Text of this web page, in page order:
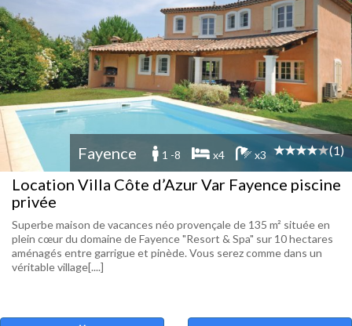
Fayence 1 -8 x4 x3 (1)
Location Villa Côte d’Azur Var Fayence piscine
privée
Superbe maison de vacances néo provençale de 135 m² située en
plein cœur du domaine de Fayence "Resort & Spa" sur 10 hectares
aménagés entre garrigue et pinède. Vous serez comme dans un
véritable village[....]